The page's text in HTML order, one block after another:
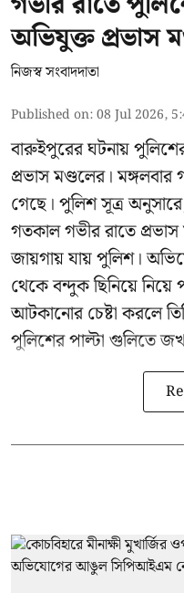
অভিযুক্ত প্রভাস
নিজস্ব সংবাদদাতা
Published on:08 Jul 2026,
বারুইপুরের ঘটনায়
প্রভাস মণ্ডলের।
গেছে। পুলিশ সূত্র
গতকাল গভীর রাতে
জায়গায় যায় পুলিশ।
থেকে বন্দুক ছিনিয়ে নিয়ে
আটকানোর চেষ্টা করলে
পুলিশের পাল্টা গুলিতে